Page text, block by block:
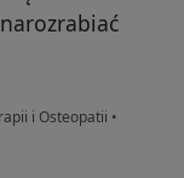
i Osteopatii •